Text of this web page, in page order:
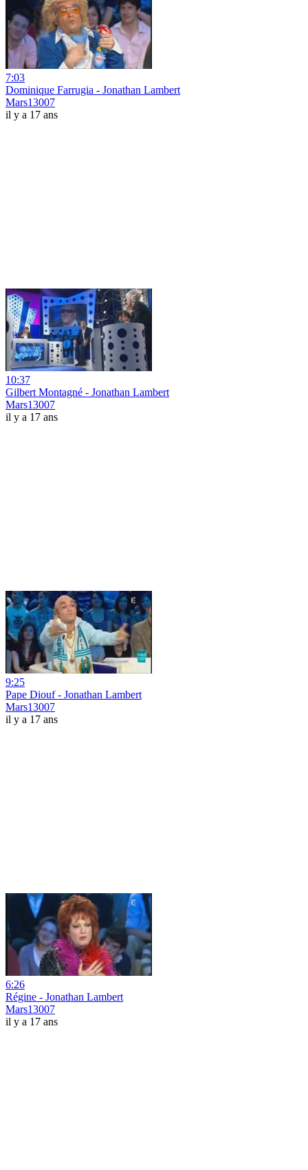
7:03
Dominique Farrugia - Jonathan Lambert
Mars13007
il y a 17 ans
10:37
Gilbert Montagné - Jonathan Lambert
Mars13007
il y a 17 ans
9:25
Pape Diouf - Jonathan Lambert
Mars13007
il y a 17 ans
6:26
Régine - Jonathan Lambert
Mars13007
il y a 17 ans